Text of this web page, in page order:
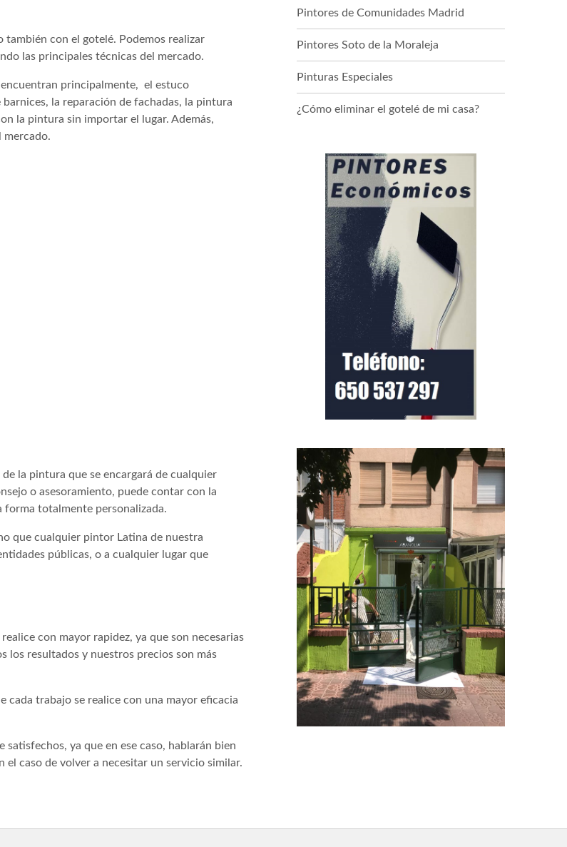
con el gotelé. Podemos realizar
las principales técnicas del mercado.
principalmente, el estuco
la reparación de fachadas, la pintura
la pintura sin importar el lugar. Además,
mercado.
la pintura que se encargará de cualquier
o asesoramiento, puede contar con la
forma totalmente personalizada.
que cualquier pintor Latina de nuestra
públicas, o a cualquier lugar que
con mayor rapidez, ya que son necesarias
los resultados y nuestros precios son más
cada trabajo se realice con una mayor eficacia
ya que en ese caso, hablarán bien
caso de volver a necesitar un servicio similar.
Pintores de Comunidades Madrid
Pintores Soto de la Moraleja
Pinturas Especiales
¿Cómo eliminar el gotelé de mi casa?